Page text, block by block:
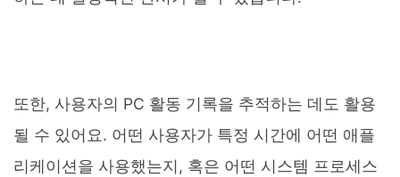
또한, 사용자의 PC 활동 기록을 추적하는 데도 활용
될 수 있어요. 어떤 사용자가 특정 시간에 어떤 애플
리케이션을 사용했는지, 혹은 어떤 시스템 프로세스